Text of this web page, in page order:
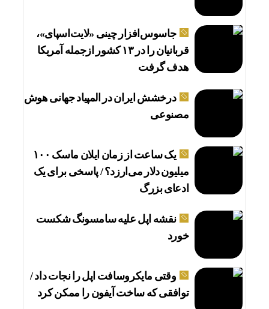
جاسوس‌افزار چینی «لایت‌اسپای»،
قربانیان را در ۱۳ کشور ازجمله آمریکا
هدف گرفت
درخشش ایران در المپیاد جهانی هوش
مصنوعی
یک ساعت از زمان ایلان ماسک ۱۰۰
میلیون دلار می‌ارزد؟ / پاسخی برای یک
ادعای بزرگ
نقشه اپل علیه سامسونگ شکست
خورد
وقتی مایکروسافت اپل را نجات داد /
توافقی که ساخت آیفون را ممکن کرد